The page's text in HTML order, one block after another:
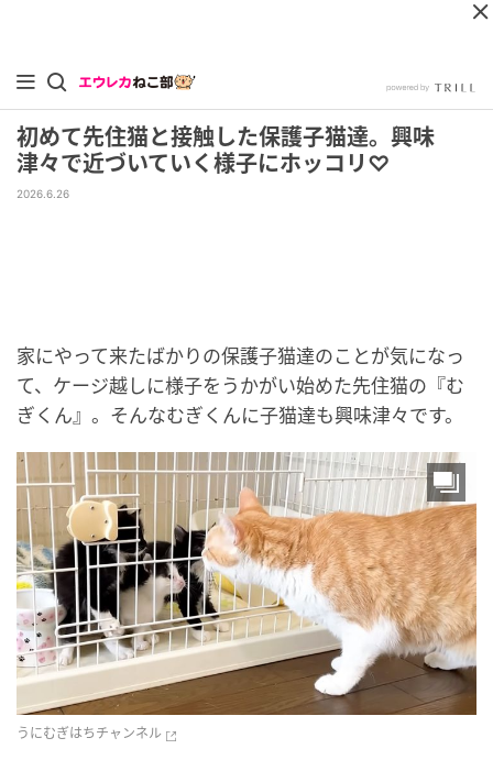
初めて先住猫と接触した保護子猫達。興味
津々で近づいていく様子にホッコリ♡
2026.6.26
家にやって来たばかりの保護子猫達のことが気になっ
て、ケージ越しに様子をうかがい始めた先住猫の『む
ぎくん』。そんなむぎくんに子猫達も興味津々です。
うにむぎはちチャンネル